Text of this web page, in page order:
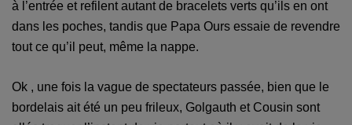
à l’entrée et refilent autant de bracelets verts qu’ils en ont
dans les poches, tandis que Papa Ours essaie de revendre
tout ce qu’il peut, même la nappe.
Ok , une fois la vague de spectateurs passée, bien que le
bordelais ait été un peu frileux, Golgauth et Cousin sont